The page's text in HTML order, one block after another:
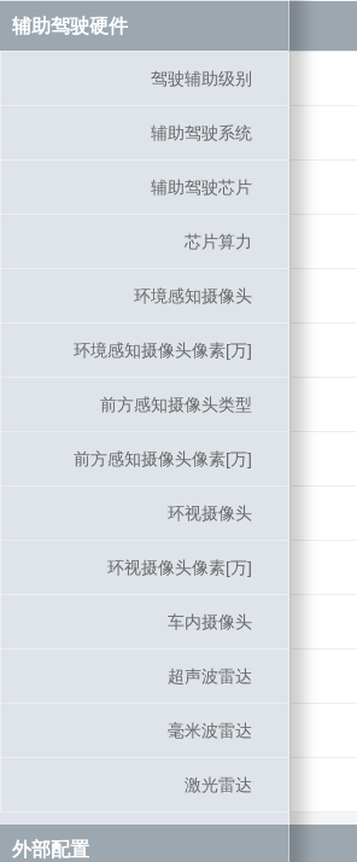
辅助驾驶硬件
驾驶辅助级别
辅助驾驶系统
辅助驾驶芯片
芯片算力
环境感知摄像头
环境感知摄像头像素[万]
前方感知摄像头类型
前方感知摄像头像素[万]
环视摄像头
环视摄像头像素[万]
车内摄像头
超声波雷达
毫米波雷达
激光雷达
外部配置
辅助驾驶硬件
驾驶辅助级别
辅助驾驶系统
辅助驾驶芯片
芯片算力
环境感知摄像头
环境感知摄像头像素[万]
前方感知摄像头类型
前方感知摄像头像素[万]
环视摄像头
环视摄像头像素[万]
车内摄像头
超声波雷达
毫米波雷达
激光雷达
外部配置